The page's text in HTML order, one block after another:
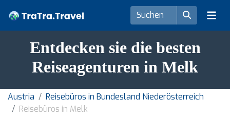
Entdecken sie die besten
Reiseagenturen in Melk
Austria
Reisebüros in Bundesland Niederösterreich
Reisebüros in Melk